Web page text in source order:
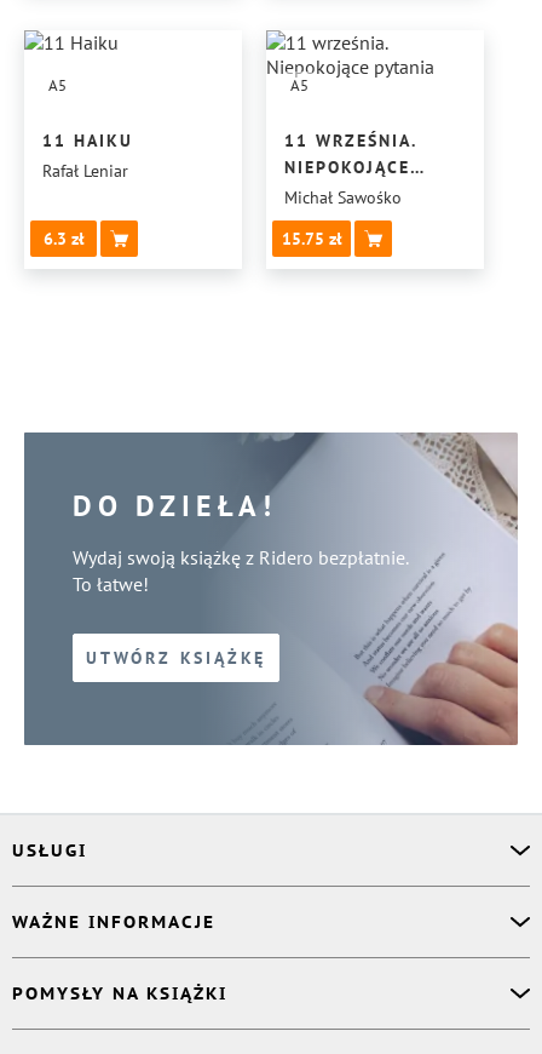
A5
11 HAIKU
Rafał Leniar
6.3
A5
11 WRZEŚNIA.
NIEPOKOJĄCE
PYTANIA
Michał Sawośko
15.75
DO DZIEŁA!
Wydaj swoją książkę z Ridero bezpłatnie.
To łatwe!
UTWÓRZ KSIĄŻKĘ
USŁUGI
Korektor
Projektant okładki
Druk Twojej książki
Publikacja
WAŻNE INFORMACJE
Książki Ridero
Pomoc
POMYSŁY NA KSIĄŻKI